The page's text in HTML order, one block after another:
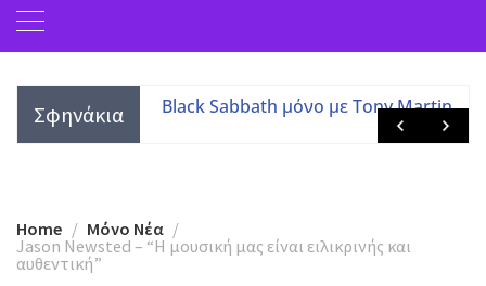
Σφηνάκια
με τις
μελών
Black Sabbath μόνο με Tony Martin
Home
Mόνο Νέα
Jason Newsted – “Η μουσική μας είναι ειλικρινής και
αυθεντική”